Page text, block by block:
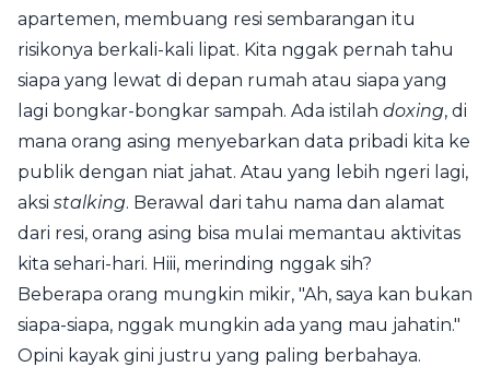
apartemen, membuang resi sembarangan itu
risikonya berkali-kali lipat. Kita nggak pernah tahu
siapa yang lewat di depan rumah atau siapa yang
lagi bongkar-bongkar sampah. Ada istilah doxing, di
mana orang asing menyebarkan data pribadi kita ke
publik dengan niat jahat. Atau yang lebih ngeri lagi,
aksi stalking. Berawal dari tahu nama dan alamat
dari resi, orang asing bisa mulai memantau aktivitas
kita sehari-hari. Hiii, merinding nggak sih?
Beberapa orang mungkin mikir, "Ah, saya kan bukan
siapa-siapa, nggak mungkin ada yang mau jahatin."
Opini kayak gini justru yang paling berbahaya.